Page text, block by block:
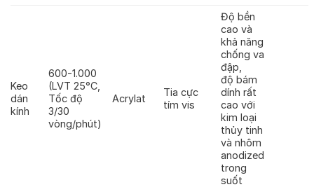
Keo
dán
kính
600-1.000
(LVT 25°C,
Tốc độ
3/30
vòng/phút)
Acrylat
Tia cực
tím vis
Độ bền
cao và
khả năng
chống va
đập,
độ bám
dính rất
cao với
kim loại
thủy tinh
và nhôm
anodized
trong
suốt